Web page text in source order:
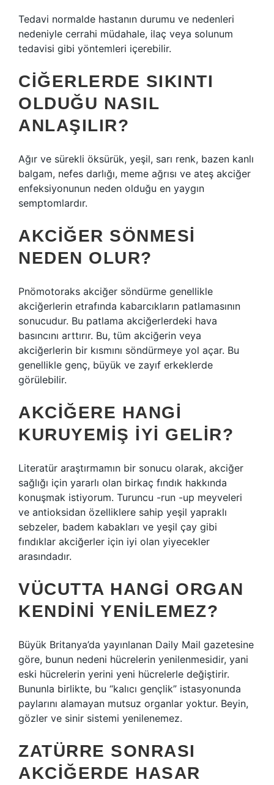
Tedavi normalde hastanın durumu ve nedenleri
nedeniyle cerrahi müdahale, ilaç veya solunum
tedavisi gibi yöntemleri içerebilir.
CIĞERLERDE SIKINTI
OLDUĞU NASIL
ANLAŞILIR?
Ağır ve sürekli öksürük, yeşil, sarı renk, bazen kanlı
balgam, nefes darlığı, meme ağrısı ve ateş akciğer
enfeksiyonunun neden olduğu en yaygın
semptomlardır.
AKCIĞER SÖNMESI
NEDEN OLUR?
Pnömotoraks akciğer söndürme genellikle
akciğerlerin etrafında kabarcıkların patlamasının
sonucudur. Bu patlama akciğerlerdeki hava
basıncını arttırır. Bu, tüm akciğerin veya
akciğerlerin bir kısmını söndürmeye yol açar. Bu
genellikle genç, büyük ve zayıf erkeklerde
görülebilir.
AKCIĞERE HANGI
KURUYEMIŞ IYI GELIR?
Literatür araştırmamın bir sonucu olarak, akciğer
sağlığı için yararlı olan birkaç fındık hakkında
konuşmak istiyorum. Turuncu -run -up meyveleri
ve antioksidan özelliklere sahip yeşil yapraklı
sebzeler, badem kabakları ve yeşil çay gibi
fındıklar akciğerler için iyi olan yiyecekler
arasındadır.
VÜCUTTA HANGI ORGAN
KENDINI YENILEMEZ?
Büyük Britanya’da yayınlanan Daily Mail gazetesine
göre, bunun nedeni hücrelerin yenilenmesidir, yani
eski hücrelerin yerini yeni hücrelerle değiştirir.
Bununla birlikte, bu “kalıcı gençlik” istasyonunda
paylarını alamayan mutsuz organlar yoktur. Beyin,
gözler ve sinir sistemi yenilenemez.
ZATÜRRE SONRASI
AKCIĞERDE HASAR